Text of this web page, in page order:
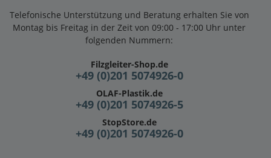
Telefonische Unterstützung und Beratung erhalten Sie von
Montag bis Freitag in der Zeit von 09:00 - 17:00 Uhr unter
folgenden Nummern:
Filzgleiter-Shop.de
+49 (0)201 5074926-0
OLAF-Plastik.de
+49 (0)201 5074926-5
StopStore.de
+49 (0)201 5074926-0